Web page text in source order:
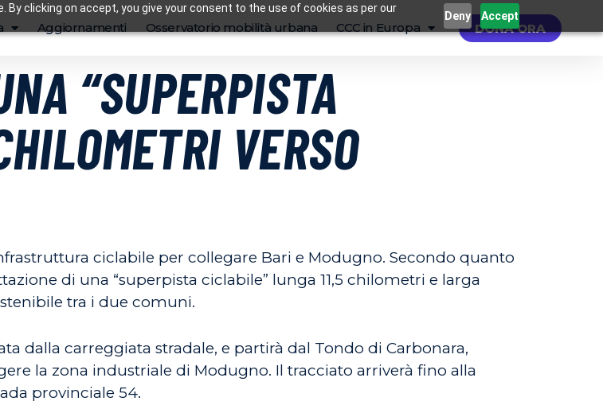
clicking on accept, you give your consent to the use of cookies as per our
Deny Accept
Aggiornamenti Osservatorio mobilità urbana CCC in Europa DONA ORA
“SUPERPISTA
VERSO
ciclabile per collegare Bari e Modugno. Secondo quanto
di una “superpista ciclabile” lunga 11,5 chilometri e larga
tra i due comuni.
dalla carreggiata stradale, e partirà dal Tondo di Carbonara,
la zona industriale di Modugno. Il tracciato arriverà fino alla
provinciale 54.